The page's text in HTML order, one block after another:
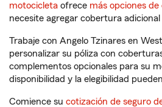
motocicleta ofrece más opciones
necesite agregar cobertura adicional
Trabaje con Angelo Tzinares en
personalizar su póliza con
complementos opcionales para su
disponibilidad y la elegibilidad
Comience su cotización de seguro